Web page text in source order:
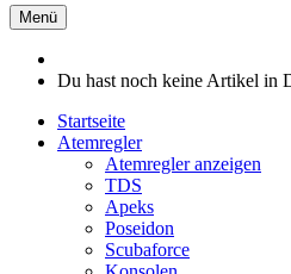
Startseite
Atemregler anzeigen
TDS
Apeks
Poseidon
Scubaforce
Konsolen
Schläuche